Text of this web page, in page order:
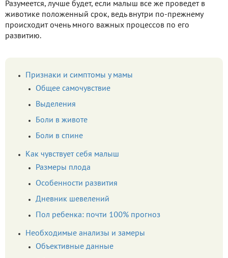
Разумеется, лучше будет, если малыш все же проведет в
животике положенный срок, ведь внутри по-прежнему
происходит очень много важных процессов по его
развитию.
Признаки и симптомы у мамы
Общее самочувствие
Выделения
Боли в животе
Боли в спине
Как чувствует себя малыш
Размеры плода
Особенности развития
Дневник шевелений
Пол ребенка: почти 100% прогноз
Необходимые анализы и замеры
Объективные данные